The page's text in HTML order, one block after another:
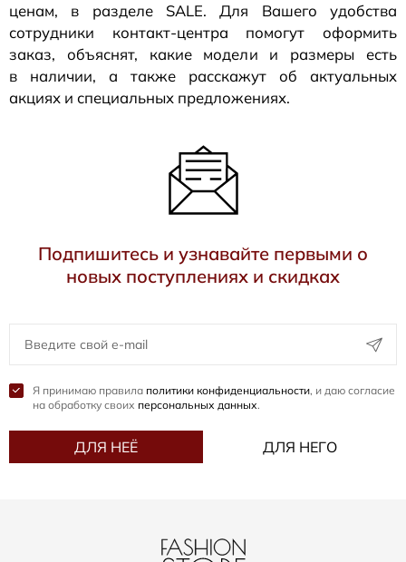
ценам, в разделе SALE. Для Вашего удобства
сотрудники контакт-центра помогут оформить
заказ, объяснят, какие модели и размеры есть
в наличии, а также расскажут об актуальных
акциях и специальных предложениях.
Подпишитесь и узнавайте первыми о
новых поступлениях и скидках
Я принимаю правила политики конфиденциальности, и даю согласие
на обработку своих персональных данных.
ДЛЯ НЕЁ ДЛЯ НЕГО